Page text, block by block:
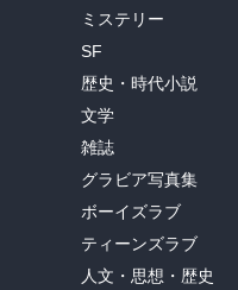
ミステリー
SF
歴史・時代小説
文学
雑誌
グラビア写真集
ボーイズラブ
ティーンズラブ
人文・思想・歴史